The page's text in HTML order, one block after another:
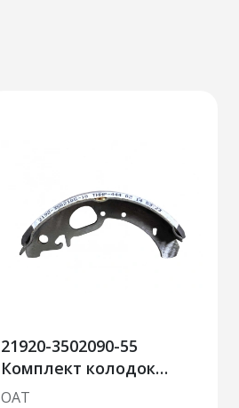
21920-3502090-55
Комплект колодок
заднего тормоза
ОАТ